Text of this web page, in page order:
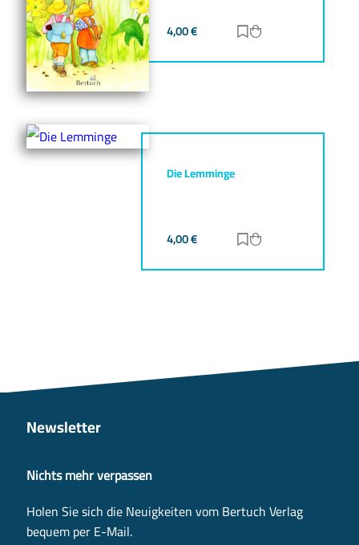
4,00€ Zur Merkliste
Die Lemminge
4,00€ Zur Merkliste
Newsletter
Nichts mehr verpassen
Holen Sie sich die Neuigkeiten vom Bertuch Verlag
bequem per E-Mail.